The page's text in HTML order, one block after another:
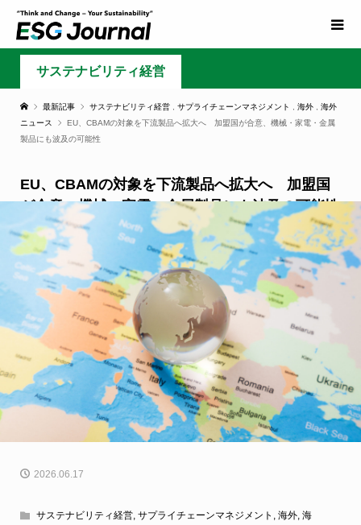
サステナビリティ経営
最新記事 サステナビリティ経営 サプライチェーンマネジメント 海外
海外
ニュース
EU、CBAMの対象を下流製品へ拡大へ 加盟国が合意、機械・家電・金属
製品にも波及の可能性
EU、CBAMの対象を下流製品へ拡大へ 加盟国
が合意、機械・家電・金属製品にも波及の可能性
2026.06.17
サステナビリティ経営, サプライチェーンマネジメント 海外, 海